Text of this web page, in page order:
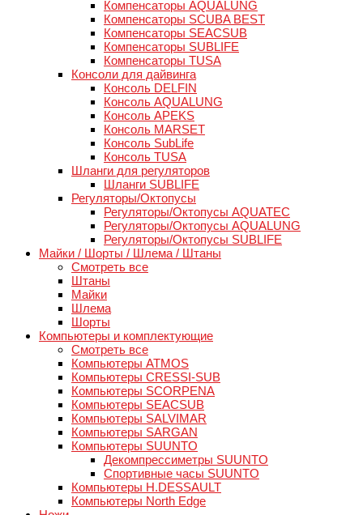
Компенсаторы AQUALUNG
Компенсаторы SCUBA BEST
Компенсаторы SEACSUB
Компенсаторы SUBLIFE
Компенсаторы TUSA
Консоли для дайвинга
Консоль DELFIN
Консоль AQUALUNG
Консоль APEKS
Консоль MARSET
Консоль SubLife
Консоль TUSA
Шланги для регуляторов
Шланги SUBLIFE
Регуляторы/Октопусы
Регуляторы/Октопусы AQUATEC
Регуляторы/Октопусы AQUALUNG
Регуляторы/Октопусы SUBLIFE
Майки / Шорты / Шлема / Штаны
Смотреть все
Штаны
Майки
Шлема
Шорты
Компьютеры и комплектующие
Смотреть все
Компьютеры ATMOS
Компьютеры CRESSI-SUB
Компьютеры SCORPENA
Компьютеры SEACSUB
Компьютеры SALVIMAR
Компьютеры SARGAN
Компьютеры SUUNTO
Декомпрессиметры SUUNTO
Спортивные часы SUUNTO
Компьютеры H.DESSAULT
Компьютеры North Edge